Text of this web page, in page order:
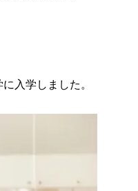
入学しました。